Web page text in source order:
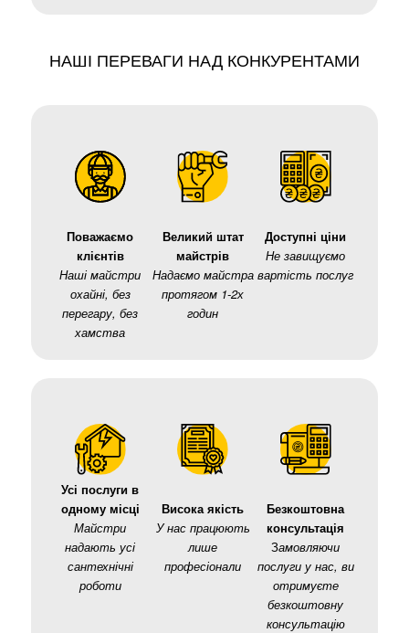
НАШІ ПЕРЕВАГИ НАД КОНКУРЕНТАМИ
Поважаємо
клієнтів
Наші майстри
охайні, без
перегару, без
хамства
Великий штат
майстрів
Надаємо майстра
протягом 1-2х
годин
Доступні ціни
Не завищуємо
вартість послуг
Усі послуги в
одному місці
Майстри
надають усі
сантехнічні
роботи
Висока якість
У нас працюють
лише
професіонали
Безкоштовна
консультація
Замовляючи
послуги у нас, ви
отримуєте
безкоштовну
консультацію